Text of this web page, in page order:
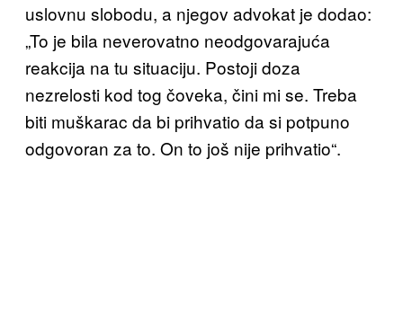
uslovnu slobodu, a njegov advokat je dodao:
„To je bila neverovatno neodgovarajuća
reakcija na tu situaciju. Postoji doza
nezrelosti kod tog čoveka, čini mi se. Treba
biti muškarac da bi prihvatio da si potpuno
odgovoran za to. On to još nije prihvatio“.